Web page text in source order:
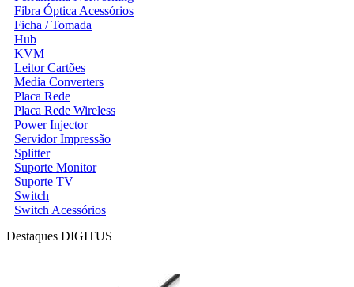
Fibra Óptica Acessórios
Ficha / Tomada
Hub
KVM
Leitor Cartões
Media Converters
Placa Rede
Placa Rede Wireless
Power Injector
Servidor Impressão
Splitter
Suporte Monitor
Suporte TV
Switch
Switch Acessórios
Destaques DIGITUS